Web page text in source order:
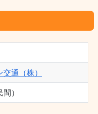
通（株）
）